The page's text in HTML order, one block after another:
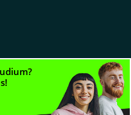
Nutzungsbedingungen